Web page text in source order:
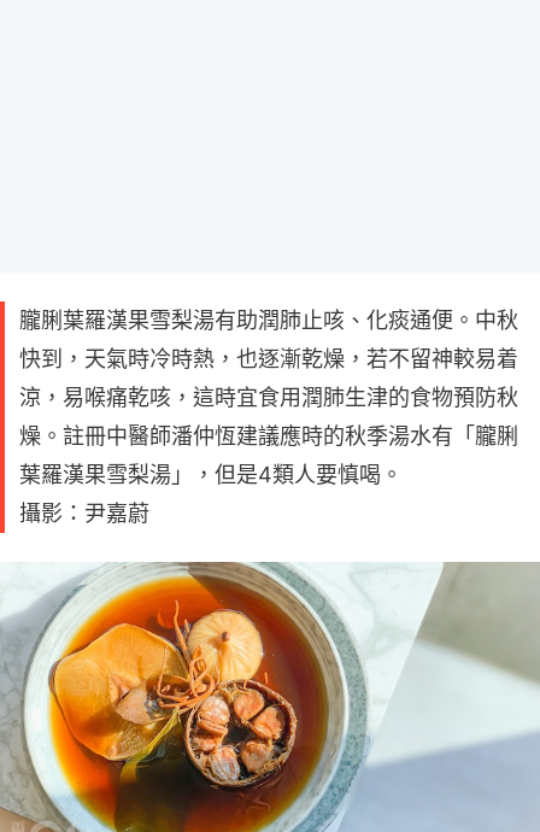
朧脷葉羅漢果雪梨湯有助潤肺止咳、化痰通便。中秋
快到，天氣時冷時熱，也逐漸乾燥，若不留神較易着
涼，易喉痛乾咳，這時宜食用潤肺生津的食物預防秋
燥。註冊中醫師潘仲恆建議應時的秋季湯水有「朧脷
葉羅漢果雪梨湯」，但是4類人要慎喝。
攝影：尹嘉蔚